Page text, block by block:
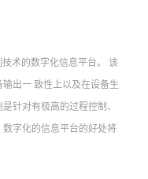
术的数字化信息平台。 该
出一 致性上以及在设备生
针对有极高的过程控制、
字化的信息平台的好处将